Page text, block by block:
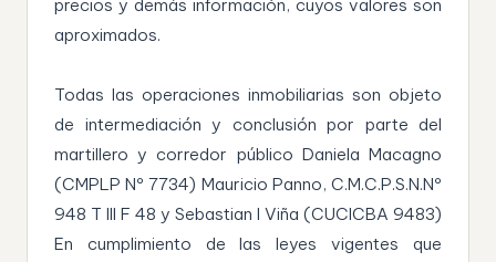
precios y demás información, cuyos valores son
aproximados.
Todas las operaciones inmobiliarias son objeto
de intermediación y conclusión por parte del
martillero y corredor público Daniela Macagno
(CMPLP Nº 7734) Mauricio Panno, C.M.C.P.S.N.Nº
948 T III F 48 y Sebastian I Viña (CUCICBA 9483)
En cumplimiento de las leyes vigentes que